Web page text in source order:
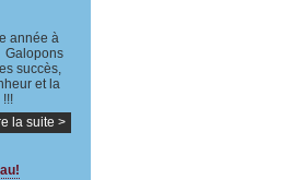
année à
Galopons
succès,
et la
!!!
la suite >